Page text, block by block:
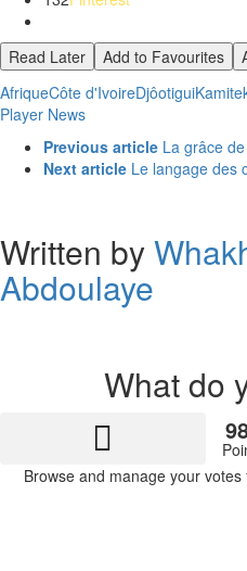
Read Later Add to Favourites
AfriqueCôte d'IvoireDjôotiguiKamite
Player News
See
more
Previous article La grâce
Next article Le langage des
Written by
Abdoulaye
What do
Browse and manage your